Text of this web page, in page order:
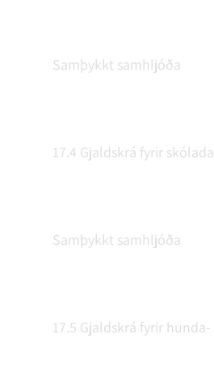
Samþykkt samhljóða
17.4 Gjaldskrá fyrir
Samþykkt samhljóða
17.5 Gjaldskrá fyrir